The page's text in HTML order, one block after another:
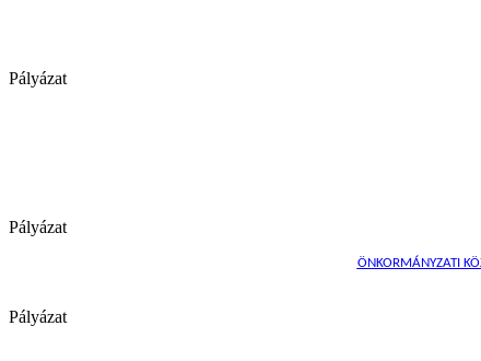
Pályázat
Pályázat
ÖNKORMÁNYZATI
Pályázat